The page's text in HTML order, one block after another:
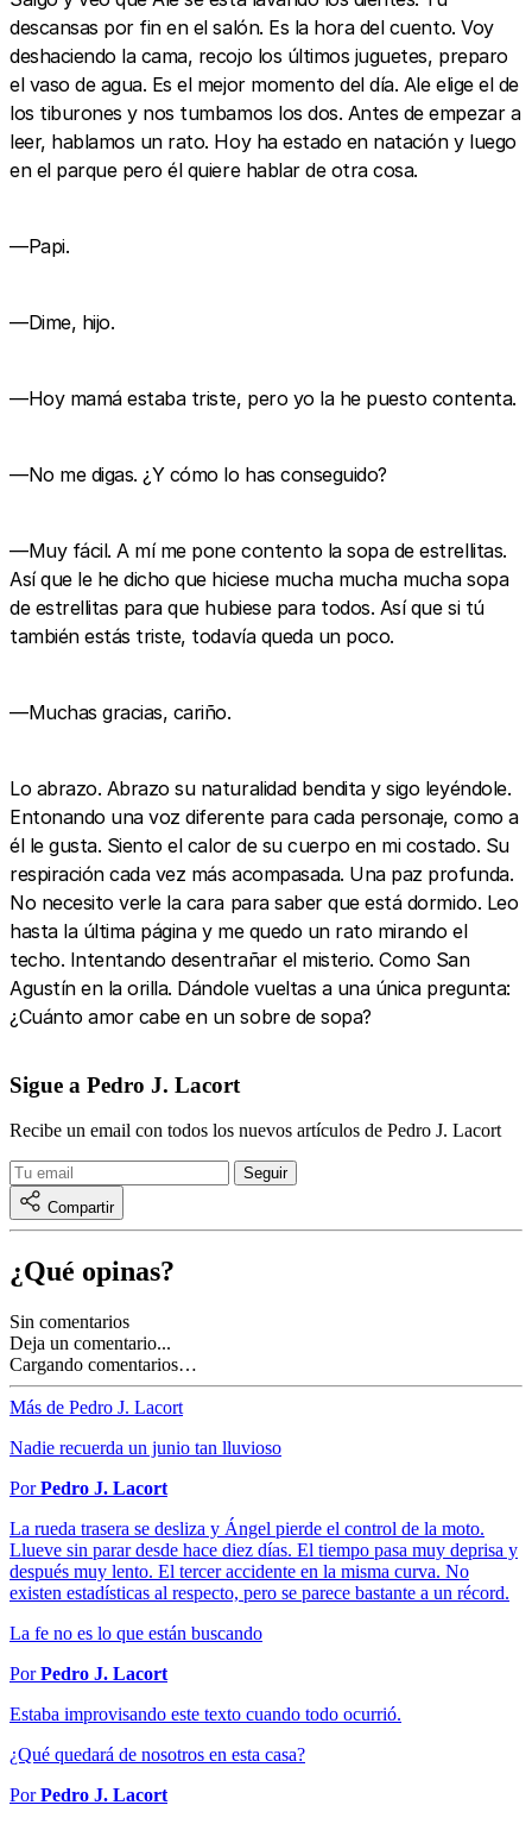
descansas por fin en el salón. Es la hora del cuento. Voy
deshaciendo la cama, recojo los últimos juguetes, preparo
el vaso de agua. Es el mejor momento del día. Ale elige el de
los tiburones y nos tumbamos los dos. Antes de empezar a
leer, hablamos un rato. Hoy ha estado en natación y luego
en el parque pero él quiere hablar de otra cosa.
—Papi.
—Dime, hijo.
—Hoy mamá estaba triste, pero yo la he puesto contenta.
—No me digas. ¿Y cómo lo has conseguido?
—Muy fácil. A mí me pone contento la sopa de estrellitas.
Así que le he dicho que hiciese mucha mucha mucha sopa
de estrellitas para que hubiese para todos. Así que si tú
también estás triste, todavía queda un poco.
—Muchas gracias, cariño.
Lo abrazo. Abrazo su naturalidad bendita y sigo leyéndole.
Entonando una voz diferente para cada personaje, como a
él le gusta. Siento el calor de su cuerpo en mi costado. Su
respiración cada vez más acompasada. Una paz profunda.
No necesito verle la cara para saber que está dormido. Leo
hasta la última página y me quedo un rato mirando el
techo. Intentando desentrañar el misterio. Como San
Agustín en la orilla. Dándole vueltas a una única pregunta:
¿Cuánto amor cabe en un sobre de sopa?
Sigue a Pedro J. Lacort
Recibe un email con todos los nuevos artículos de Pedro J. Lacort
Compartir
¿Qué opinas?
Sin comentarios
Deja un comentario...
Cargando comentarios…
Más de Pedro J. Lacort
Nadie recuerda un junio tan lluvioso
PorPedro J. Lacort
La rueda trasera se desliza y Ángel pierde el control de la moto.
Llueve sin parar desde hace diez días. El tiempo pasa muy deprisa y
después muy lento. El tercer accidente en la misma curva. No
existen estadísticas al respecto, pero se parece bastante a un récord.
La fe no es lo que están buscando
PorPedro J. Lacort
Estaba improvisando este texto cuando todo ocurrió.
¿Qué quedará de nosotros en esta casa?
PorPedro J. Lacort